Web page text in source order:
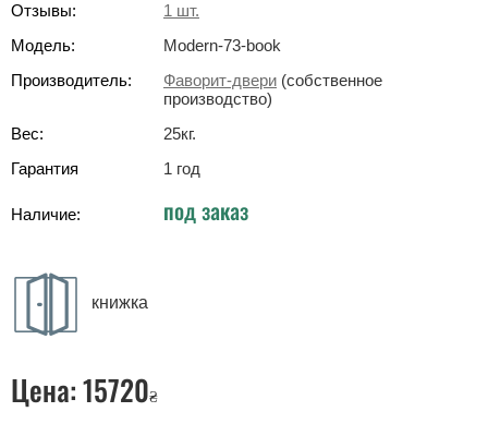
Отзывы:
1 шт.
Модель:
Modern-73-book
Производитель:
Фаворит-двери (собственное
производство)
Вес:
25кг.
Гарантия
1 год
Наличие: под заказ
книжка
Цена:15720₴